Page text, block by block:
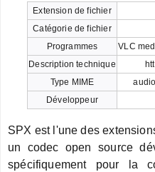
Extension de fichier
Catégorie de fichier
Programmes
VLC
Description technique
Type MIME
Développeur
SPX est l'une des
un codec open source
spécifiquement pour la